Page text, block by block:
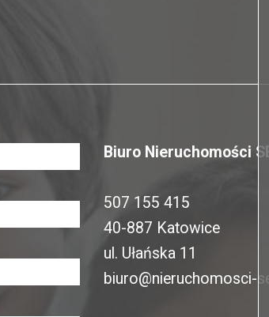
Biuro Nieruchomości
507 155 415
40-887 Katowice
ul. Ułańska 11
biuro@nieruchomosci-